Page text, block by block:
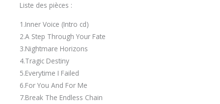
Liste des pièces :
1.Inner Voice (Intro cd)
2.A Step Through Your Fate
3.Nightmare Horizons
4.Tragic Destiny
5.Everytime I Failed
6.For You And For Me
7.Break The Endless Chain